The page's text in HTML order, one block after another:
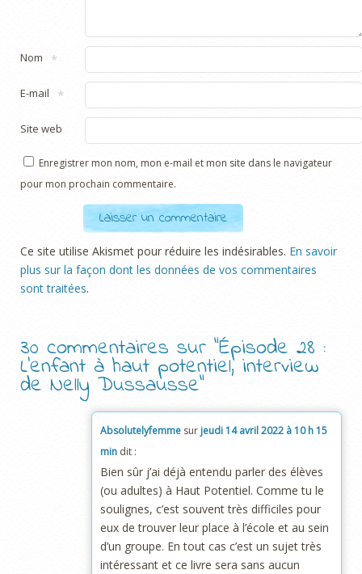
Nom *
E-mail *
Site web
Enregistrer mon nom, mon e-mail et mon site dans le navigateur
pour mon prochain commentaire.
Ce site utilise Akismet pour réduire les indésirables. En savoir
plus sur la façon dont les données de vos commentaires
sont traitées.
30 commentaires sur “Épisode 28 :
L’enfant à haut potentiel, interview
de Nelly Dussausse”
Absolutelyfemme sur jeudi 14 avril 2022 à 10 h 15
min dit :
Bien sûr j’ai déjà entendu parler des élèves
(ou adultes) à Haut Potentiel. Comme tu le
soulignes, c’est souvent très difficiles pour
eux de trouver leur place à l’école et au sein
d’un groupe. En tout cas c’est un sujet très
intéressant et ce livre sera sans aucun